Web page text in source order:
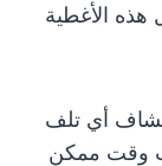
هذه الأغطية
أي تلف
وقت ممكن